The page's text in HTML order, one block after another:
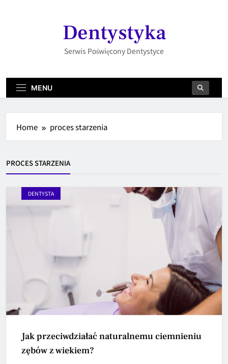
Dentystyka
Serwis Poświęcony Dentystyce
MENU
Home proces starzenia
PROCES STARZENIA
DENTYSTA
Jak przeciwdziałać naturalnemu ciemnieniu
zębów z wiekiem?